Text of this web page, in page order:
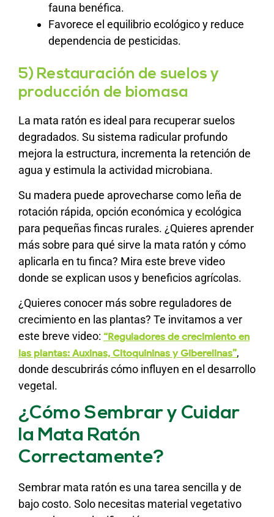
fauna benéfica.
Favorece el equilibrio ecológico y reduce
dependencia de pesticidas.
5) Restauración de suelos y
producción de biomasa
La mata ratón es ideal para recuperar suelos
degradados. Su sistema radicular profundo
mejora la estructura, incrementa la retención de
agua y estimula la actividad microbiana.
Su madera puede aprovecharse como leña de
rotación rápida, opción económica y ecológica
para pequeñas fincas rurales. ¿Quieres aprender
más sobre para qué sirve la mata ratón y cómo
aplicarla en tu finca? Mira este breve video
donde se explican usos y beneficios agrícolas.
¿Quieres conocer más sobre reguladores de
crecimiento en las plantas? Te invitamos a ver
este breve video: “Reguladores de crecimiento en
las plantas: Auxinas, Citoquininas y Giberelinas”,
donde descubrirás cómo influyen en el desarrollo
vegetal.
¿Cómo Sembrar y Cuidar
la Mata Ratón
Correctamente?
Sembrar mata ratón es una tarea sencilla y de
bajo costo. Solo necesitas material vegetativo